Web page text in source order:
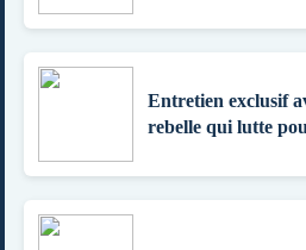
Entretien exclusif
rebelle qui lutte